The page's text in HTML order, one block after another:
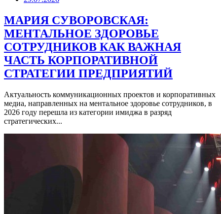
МАРИЯ СУВОРОВСКАЯ:
МЕНТАЛЬНОЕ ЗДОРОВЬЕ
СОТРУДНИКОВ КАК ВАЖНАЯ
ЧАСТЬ КОРПОРАТИВНОЙ
СТРАТЕГИИ ПРЕДПРИЯТИЙ
Актуальность коммуникационных проектов и корпоративных
медиа, направленных на ментальное здоровье сотрудников, в
2026 году перешла из категории имиджа в разряд
стратегических...